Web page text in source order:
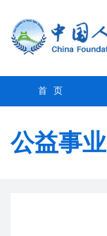
首 页
公益事业